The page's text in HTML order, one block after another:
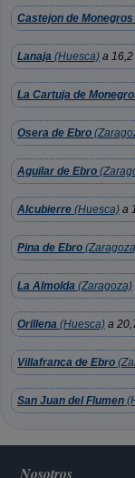
Castejon de Monegros
Lanaja (Huesca) a 16,2
La Cartuja de
Osera de Ebro
Aguilar de Ebro
Alcubierre (Huesca) a
Pina de Ebro
La Almolda (Zaragoza)
Orillena (Huesca) a
Villafranca de Ebro
San Juan del Flumen
Nosotros